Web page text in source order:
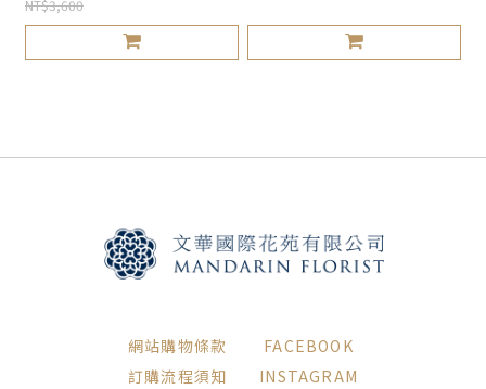
NT$3,600
網站購物條款
訂購流程須知
FACEBOOK
INSTAGRAM